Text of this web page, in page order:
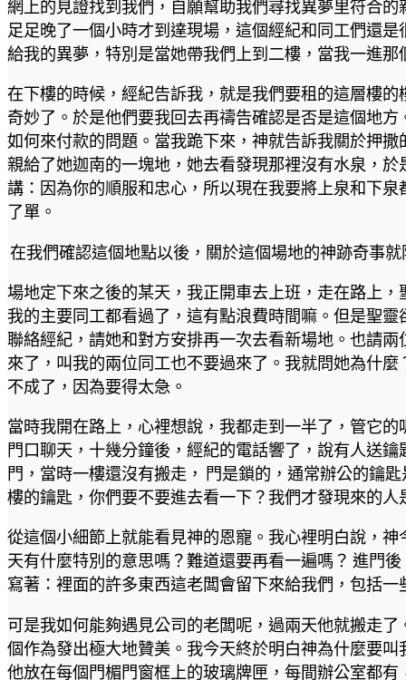
網上的見證找到我們，自願幫助我們尋找異夢里符合
足足晚了一個小時才到達現場，這個經紀和同工們還
給我的異夢，特別是當她帶我們上到二樓，當我一進
在下樓的時候，經紀告訴我，就是我們要租的這層樓
奇妙了。於是他們要我回去再禱告確認是否是這個地
如何來付款的問題。當我跪下來，神就告訴我關於押
親給了她迦南的一塊地，她去看發現那裡沒有水泉，
講：因為你的順服和忠心，所以現在我要將上泉和下
了單。
在我們確認這個地點以後，關於這個場地的神跡奇事
場地定下來之後的某天，我正開車去上班，走在路上
我的主要同工都看過了，這有點浪費時間嘛。但是聖
聯絡經紀，請她和對方安排再一次去看新場地。也請
來了，叫我的兩位同工也不要過來了。我就問她為什
不成了，因為要得太急。
當時我開在路上，心裡想說，我都走到一半了，管它
門口聊天，十幾分鐘後，經紀的電話響了，說有人送
門，當時一樓還沒有搬走， 門是鎖的，通常辦公的鑰
樓的鑰匙，你們要不要進去看一下？我們才發現來的
從這個小細節上就能看見神的恩寵。我心裡明白說，
天有什麼特別的意思嗎？難道還要再看一遍嗎？ 進門
寫著：裡面的許多東西這老闆會留下來給我們，包括一
可是我如何能夠遇見公司的老闆呢，過兩天他就搬走
個作為發出極大地贊美。我今天終於明白神為什麼要
他放在每個門楣門窗框上的玻璃牌匣，每間辦公室都